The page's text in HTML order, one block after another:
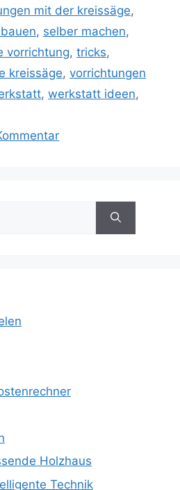
mit der kreissäge,
, selber machen,
vorrichtung, tricks,
kreissäge, vorrichtungen
, werkstatt ideen,
Holzhaus
Technik